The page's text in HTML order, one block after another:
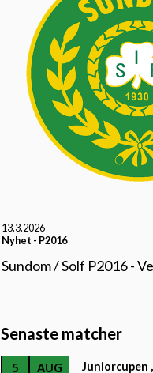
13.3.2026
Nyhet - P2016
Sundom / Solf P2016 -
Senaste matcher
5 AUG Juniorcupen